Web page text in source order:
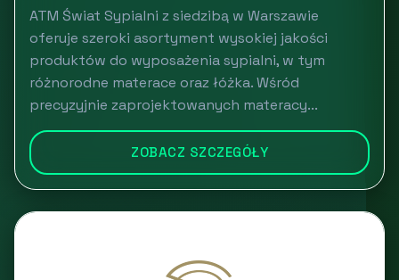
ATM Świat Sypialni z siedzibą w Warszawie
oferuje szeroki asortyment wysokiej jakości
produktów do wyposażenia sypialni, w tym
różnorodne materace oraz łóżka. Wśród
precyzyjnie zaprojektowanych materacy...
ZOBACZ SZCZEGÓŁY